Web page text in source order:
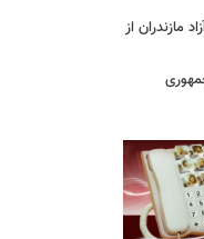
مازندران از